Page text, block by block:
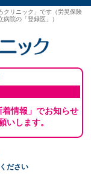
クリニック」です（労災保険
院の「登録医」）
情報」でお知らせ
いします。
ださい